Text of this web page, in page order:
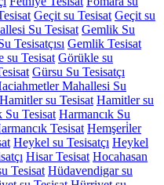
Geçit su Tesisat Geçit su
Su Tesisat Gemlik Su
Tesisatçısı Gemlik Tesisat
su Tesisat Görükle su
Gürsu Su Tesisatçı
Mahallesi Su
Hamitler su Tesisat Hamitler su
Su Tesisat Harmancık Su
Tesisat Hemşeri̇ler
Heykel su Tesisatçı Heykel
Hisar Tesisat Hocahasan
Tesisat Hüdavendigar su